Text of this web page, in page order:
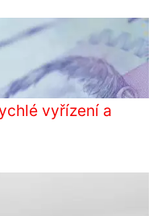
vyřízení a